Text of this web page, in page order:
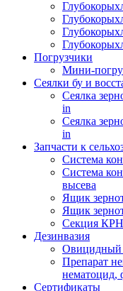
Погрузчики
Мини-
Сеялки бу и
Сеялка
in
Сеялка
in
Запчасти к
Система
Система
высева
Ящик
Ящик
Секция КРН
Дезинвазия
Овицидный
Препарат
нематоцид,
Сертификаты